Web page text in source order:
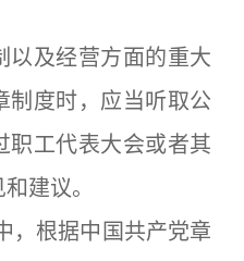
及经营方面的重大
制度时，应当听取公
职工代表大会或者其
建议。
根据中国共产党章